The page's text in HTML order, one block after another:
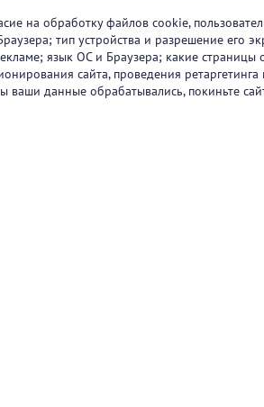
на обработку файлов cookie,
тип устройства и разрешение его
язык ОС и Браузера; какие страницы
сайта, проведения ретаргетинга
ваши данные обрабатывались, покиньте